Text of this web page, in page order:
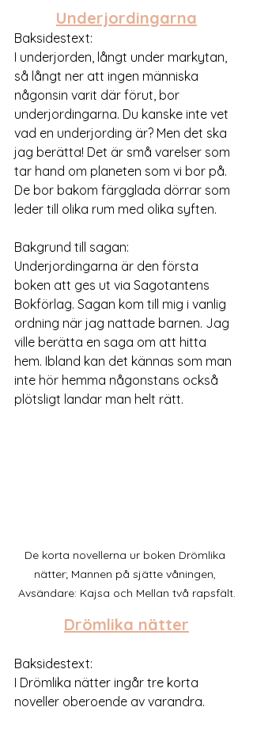
Underjordingarna
Baksidestext:
I underjorden, långt under markytan,
så långt ner att ingen människa
någonsin varit där förut, bor
underjordingarna. Du kanske inte vet
vad en underjording är? Men det ska
jag berätta! Det är små varelser som
tar hand om planeten som vi bor på.
De bor bakom färgglada dörrar som
leder till olika rum med olika syften.
Bakgrund till sagan:
Underjordingarna är den första
boken att ges ut via Sagotantens
Bokförlag. Sagan kom till mig i vanlig
ordning när jag nattade barnen. Jag
ville berätta en saga om att hitta
hem. Ibland kan det kännas som man
inte hör hemma någonstans också
plötsligt landar man helt rätt.
De korta novellerna ur boken Drömlika
nätter; Mannen på sjätte våningen,
Avsändare: Kajsa och Mellan två rapsfält.
Drömlika nätter
Baksidestext:
I Drömlika nätter ingår tre korta
noveller oberoende av varandra.